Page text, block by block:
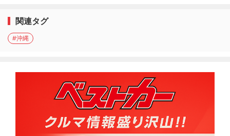
関連タグ
#沖縄